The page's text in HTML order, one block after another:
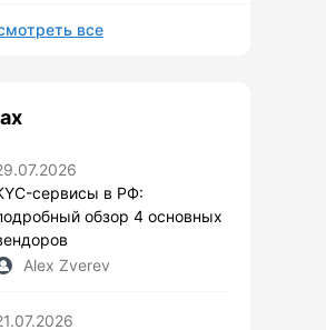
все
сервисы в РФ:
обзор 4 основных
Alex Zverev